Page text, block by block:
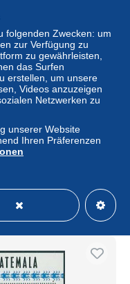
via Botolengo, 1911
Gewerblicher Händler
folgenden Zwecken: um
zur Verfügung zu
zu gewährleisten,
das Surfen
erstellen, um unsere
Videos anzuzeigen
Netzwerken zu
unserer Website
Ihren Präferenzen